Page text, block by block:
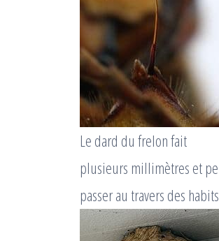
Le dard du frelon fait
plusieurs millimètres et
passer au travers des habits